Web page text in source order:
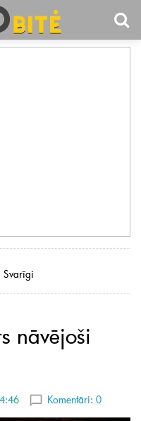
Svarīgi
nāvējoši
Komentāri: 0